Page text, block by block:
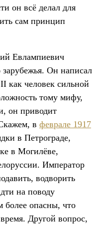
он всё делал для
сам принцип
Евлампиевич
зарубежья. Он написал
как человек сильной
тому мифу,
он приводит
в феврале 1917
в Петрограде,
в Могилёве,
Император
водворить
на поводу
более опасны, что
Другой вопрос,